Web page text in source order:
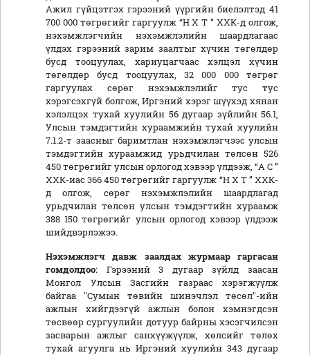
Ажил гүйцэтгэх гэрээний үүргийн биелэлтэд 41
700 000 төгрөгийг гаргуулж “Н Х Т ” ХХК-д олгож,
нэхэмжлэгчийн нэхэмжлэлийн шаардлагаас
үлдэх гэрээний зарим заалтыг хүчин төгөлдөр
бусд тооцуулах, хариуцагчаас хэлцэл хүчин
төгөлдөр бусд тооцуулах, 32 000 000 төгрөг
гаргуулах сөрөг нэхэмжлэлийг тус тус
хэрэгсэхгүй болгож, Иргэний хэрэг шүүхэд хянан
хэлэлцэх тухай хуулийн 56 дугаар зүйлийн 56.1,
Улсын тэмдэгтийн хураамжийн тухай хуулийн
7.1.2-т заасныг баримтлан нэхэмжлэгчээс улсын
тэмдэгтийн хураамжид урьдчилан төлсөн 526
450 төгрөгийг улсын орлогод хэвээр үлдээж, “А С ”
ХХК-иас 366 450 төгрөгийг гаргуулж “Н Х Т ” ХХК-
д олгож, сөрөг нэхэмжлэлийн шаардлагад
урьдчилан төлсөн улсын тэмдэгтийн хураамж
388 150 төгрөгийг улсын орлогод хэвээр үлдээж
шийдвэрлэжээ.
Нэхэмжлэгчдавж заалдах журмаар гаргасан
гомдолдоо: Гэрээний 3 дугаар зүйлд заасан
Монгол Улсын Засгийн газраас хэрэгжүүлж
байгаа "Сумын төвийн шинэчлэл төсөл"-ийн
ажлын хийгдээгүй ажлын болон хэмнэгдсэн
төсвөөр сургуулийн дотуур байрны хэсэгчилсэн
засварын ажлыг санхүүжүүлж, хөлсийг төлөх
тухай агуулга нь Иргэний хуулийн 343 дугаар